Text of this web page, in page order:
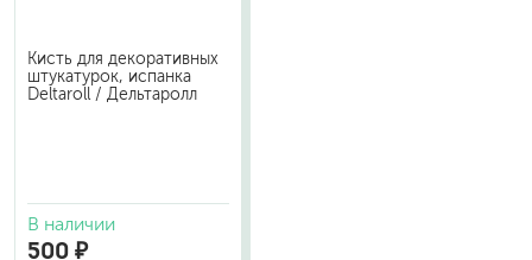
Кисть для декоративных
штукатурок, испанка
Deltaroll / Дельтаролл
В наличии
500 ₽